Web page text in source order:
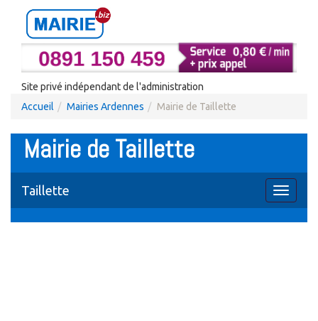
Site privé indépendant de l'administration
Accueil
Mairies Ardennes Mairie de Taillette
Mairie de Taillette
Toggle
Taillette